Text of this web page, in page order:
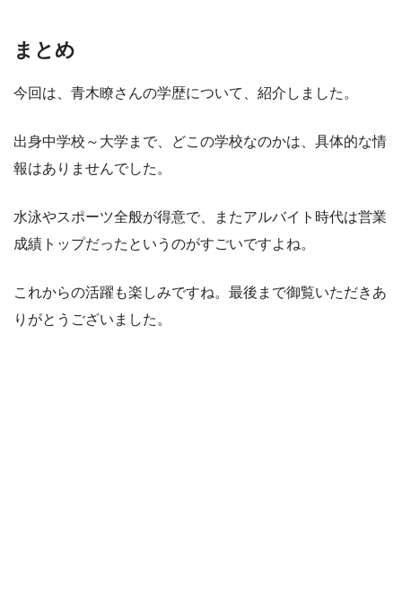
まとめ
今回は、青木瞭さんの学歴について、紹介しました。
出身中学校～大学まで、どこの学校なのかは、具体的な情
報はありませんでした。
水泳やスポーツ全般が得意で、またアルバイト時代は営業
成績トップだったというのがすごいですよね。
これからの活躍も楽しみですね。最後まで御覧いただきあ
りがとうございました。